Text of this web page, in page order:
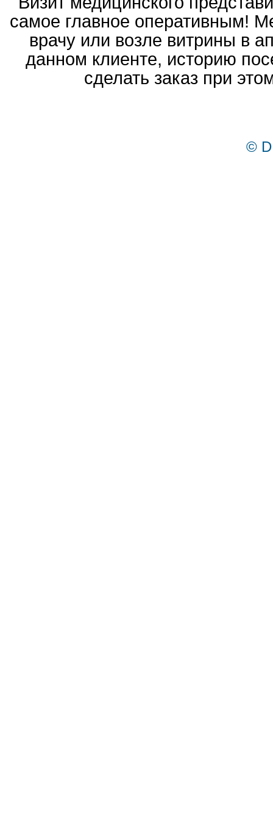
самое главное оперативным!
врачу или возле витрины в
данном клиенте, историю
сделать заказ при
©